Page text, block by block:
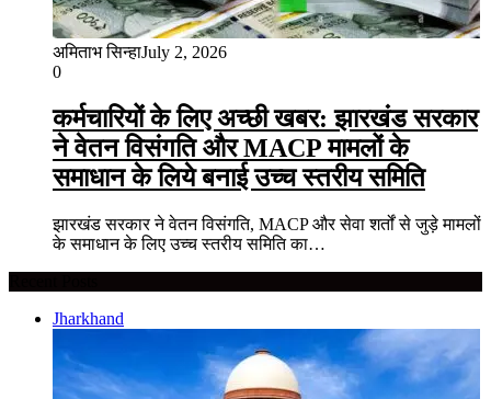
अमिताभ सिन्हाJuly 2, 2026
0
कर्मचारियों के लिए अच्छी खबर: झारखंड सरकार
ने वेतन विसंगति और MACP मामलों के
समाधान के लिये बनाई उच्च स्तरीय समिति
झारखंड सरकार ने वेतन विसंगति, MACP और सेवा शर्तों से जुड़े मामलों
के समाधान के लिए उच्च स्तरीय समिति का…
Jharkhand